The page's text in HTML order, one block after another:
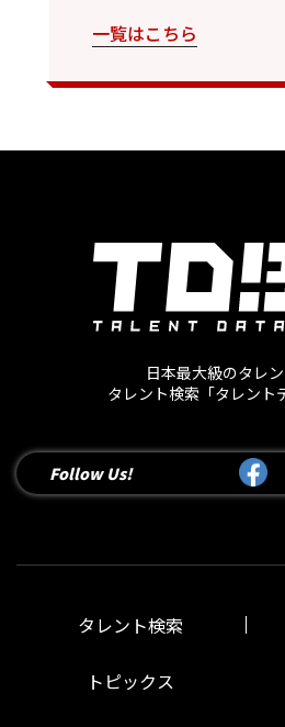
一覧はこちら
日本最大級のタレ
タレント検索「タレント
Follow Us!
タレント検索
トピックス